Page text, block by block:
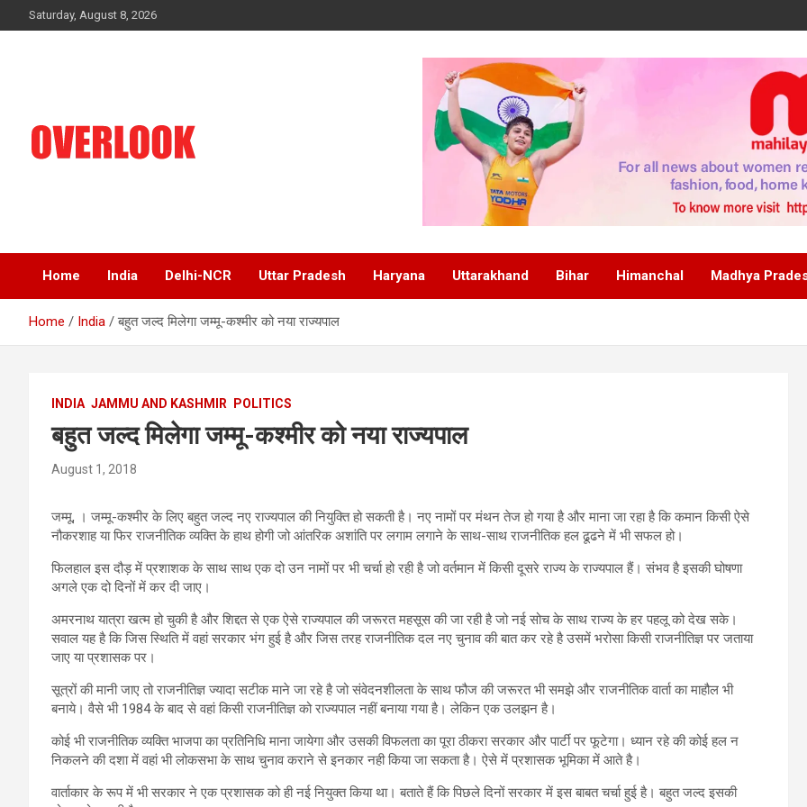
to
Saturday, August 8, 2026
Home India Delhi-NCR Uttar Pradesh Haryana Uttarakhand Bihar Himanchal Madhya
Home India बहुत जल्द मिलेगा जम्मू-कश्मीर को नया राज्यपाल
INDIA JAMMU AND KASHMIR POLITICS
बहुत जल्द मिलेगा जम्मू-कश्मीर को नया राज्यपाल
August 1, 2018
जम्मू, । जम्मू-कश्मीर के लिए बहुत जल्द नए राज्यपाल की नियुक्ति हो सकती है। नए नामों पर मंथन तेज हो गया है और माना जा रहा है कि कमान किसी ऐसे
नौकरशाह या फिर राजनीतिक व्यक्ति के हाथ होगी जो आंतरिक अशांति पर लगाम लगाने के साथ-साथ राजनीतिक हल ढूढने में भी सफल हो।
फिलहाल इस दौड़ में प्रशाशक के साथ साथ एक दो उन नामों पर भी चर्चा हो रही है जो वर्तमान में किसी दूसरे राज्य के राज्यपाल हैं। संभव है इसकी घोषणा
अगले एक दो दिनों में कर दी जाए।
अमरनाथ यात्रा खत्म हो चुकी है और शिद्दत से एक ऐसे राज्यपाल की जरूरत महसूस की जा रही है जो नई सोच के साथ राज्य के हर पहलू को देख सके।
सवाल यह है कि जिस स्थिति में वहां सरकार भंग हुई है और जिस तरह राजनीतिक दल नए चुनाव की बात कर रहे है उसमें भरोसा किसी राजनीतिज्ञ पर जताया
जाए या प्रशासक पर।
सूत्रों की मानी जाए तो राजनीतिज्ञ ज्यादा सटीक माने जा रहे है जो संवेदनशीलता के साथ फौज की जरूरत भी समझे और राजनीतिक वार्ता का माहौल भी
बनाये। वैसे भी 1984 के बाद से वहां किसी राजनीतिज्ञ को राज्यपाल नहीं बनाया गया है। लेकिन एक उलझन है।
कोई भी राजनीतिक व्यक्ति भाजपा का प्रतिनिधि माना जायेगा और उसकी विफलता का पूरा ठीकरा सरकार और पार्टी पर फूटेगा। ध्यान रहे की कोई हल न
निकलने की दशा में वहां भी लोकसभा के साथ चुनाव कराने से इनकार नही किया जा सकता है। ऐसे में प्रशासक भूमिका में आते है।
वार्ताकार के रूप में भी सरकार ने एक प्रशासक को ही नई नियुक्त किया था। बताते हैं कि पिछले दिनों सरकार में इस बाबत चर्चा हुई है। बहुत जल्द इसकी